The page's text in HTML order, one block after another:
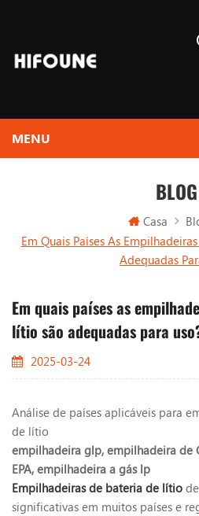
BLOG
Casa
Em Quais Países As
Adequadas
Em quais países as
lítio são adequadas para
2025-03-24
Análise de países aplicáveis para
de lítio
empilhadeira glp, empilhadeira de
EPA, empilhadeira a gás lp
Empilhadeiras de bateria de lítio
significativas em muitos países e